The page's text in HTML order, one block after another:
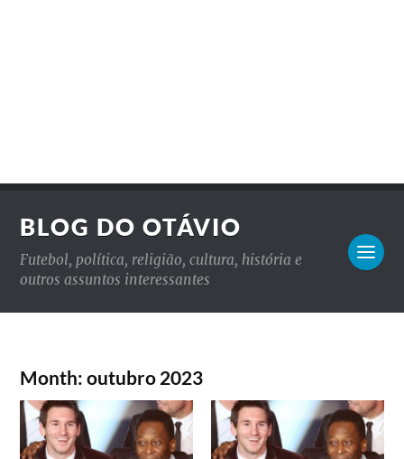
BLOG DO OTÁVIO
Futebol, política, religião, cultura, história e
outros assuntos interessantes
Month: outubro 2023